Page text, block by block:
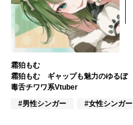
霜狛もむ
霜狛もむ ギャップも魅力のゆるぼ
毒舌チワワ系Vtuber
#男性シンガー
#女性シンガー